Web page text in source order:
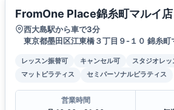
FromOne Place錦糸町マルイ店
西大島駅から車で3分
東京都墨田区江東橋３丁目９-１０ 錦糸町
レッスン振替可 キャンセル可
スタジオレッ
マットピラティス
セミパーソナルピラティス
営業時間